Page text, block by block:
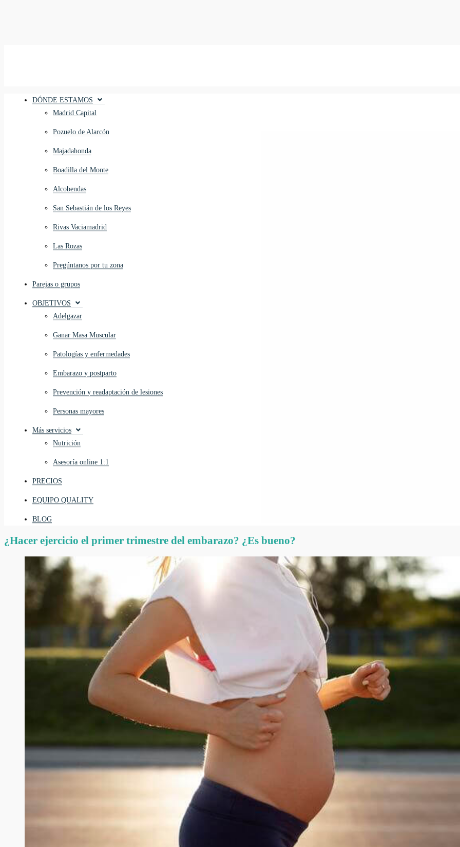
DÓNDE ESTAMOS
Madrid Capital
Pozuelo de Alarcón
Majadahonda
Boadilla del Monte
Alcobendas
San Sebastián de los Reyes
Rivas Vaciamadrid
Las Rozas
Pregúntanos por tu zona
Parejas o grupos
OBJETIVOS
Adelgazar
Ganar Masa Muscular
Patologías y enfermedades
Embarazo y postparto
Prevención y readaptación de lesiones
Personas mayores
Más servicios
Nutrición
Asesoría online 1:1
PRECIOS
EQUIPO QUALITY
BLOG
¿Hacer ejercicio el primer trimestre del embarazo? ¿Es bueno?